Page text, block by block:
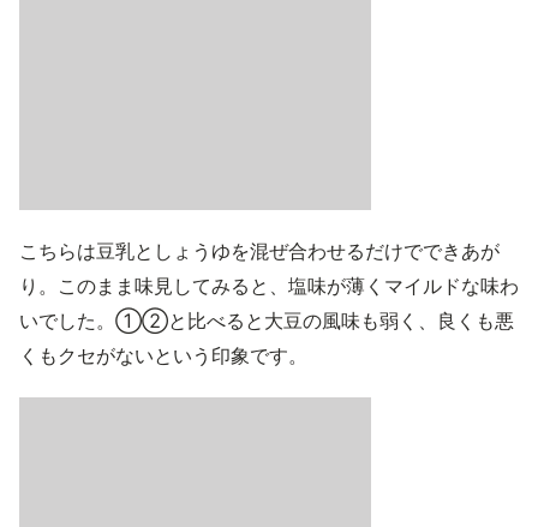
こちらは豆乳としょうゆを混ぜ合わせるだけでできあが
り。このまま味見してみると、塩味が薄くマイルドな味わ
いでした。①②と比べると大豆の風味も弱く、良くも悪
くもクセがないという印象です。